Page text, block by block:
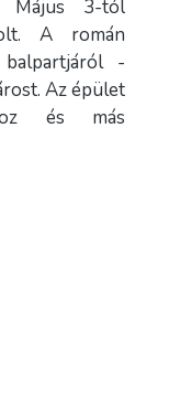
Május 3-tól
A román
-
Az épület
és más
belövést
leromlását
kényszerűen
otthonának
másodszor
az